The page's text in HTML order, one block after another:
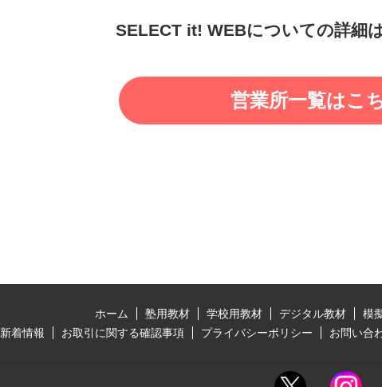
SELECT it! WEBについての詳細
営業所一覧はこ
ホーム 塾用教材 学校用教材 デジタル教材 模
新着情報
お取引に関する確認事項 プライバシーポリシー お問い合